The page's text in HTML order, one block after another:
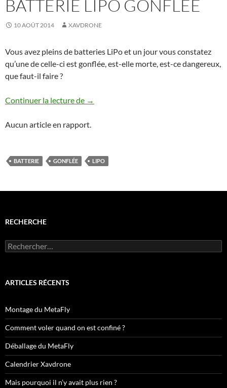
BATTERIE LIPO GONFLÉE
10 AOÛT 2014 XAVDRONE
Vous avez pleins de batteries LiPo et un jour vous constatez
qu’une de celle-ci est gonflée, est-elle morte, est-ce dangereux,
que faut-il faire ?
Continuer la lecture de Batterie LiPo gonflée
→
Aucun article en rapport.
BATTERIE GONFLÉE LIPO
RECHERCHE
Rechercher :
ARTICLES RÉCENTS
Montage du MetaFly
Comment voler quand on est confiné ?
Déballage du MetaFly
Calendrier Xavdrone
Mais pourquoi il n’y avait plus rien ?